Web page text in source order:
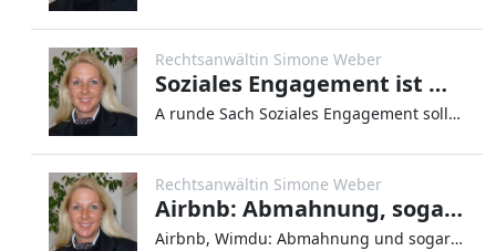
Rechtsanwältin Simone Weber
Soziales Engagement ist wichtig!
A runde Sach Soziales Engagement sollte für viel mehr Menschen selbstverständlich sein. Insbesondere wenn es einem selbs
Rechtsanwältin Simone Weber
Airbnb: Abmahnung, sogar fristlose Kündigung drohen
Airbnb, Wimdu: Abmahnung und sogar fristlose Kündigung drohen AirBnB, Wimdu oder ähnliche Vermietportale boomen. Fällt d